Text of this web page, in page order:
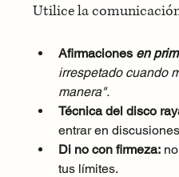
Utilice la
Afirmaciones en
irrespetado cuando
manera".
Técnica del disco
entrar en
Di no con firmeza: no
tus límites.